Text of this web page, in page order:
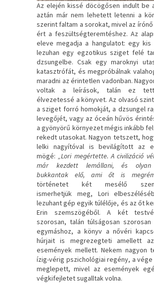
Az elején kissé döcögősen indult be
aztán már nem lehetett letenni a
szerint faltam a sorokat, mivel az
ért a feszültségteremtéshez. Az
eleve megadja a hangulatot: egy kis
lezuhan egy egzotikus sziget felé
dzsungelbe. Csak egy maroknyi
katasztrófát, és megpróbálnak
maradni az érintetlen vadonban.
voltak a leírások, talán ez
élvezetessé a könyvet. Az olvasó
a sziget forró homokját, a dzsungel
levegőjét, vagy az óceán hűvös
a gyönyörű környezet mégis inkább
rekedt utasokat. Nagyon tetszett,
lelki nagyítóval is bevilágított az
mögé:„Lori megértette. A civilizáció
már kezdett lemállani, és olyan
bukkantak elő, ami őt is
történetet két mesélő
ismerhetjük meg, Lori
lezuhant gép egyik túlélője, és az őt
Erin szemszögéből. A két
szorosan, talán túlságosan
egymáshoz, a könyv a nővéri
húrjait is megrezegteti amellett
események mellett. Nekem nagyon
ízig-vérig pszichológiai regény, a vége
meglepett, mivel az események
végkifejletet sugalltak volna.